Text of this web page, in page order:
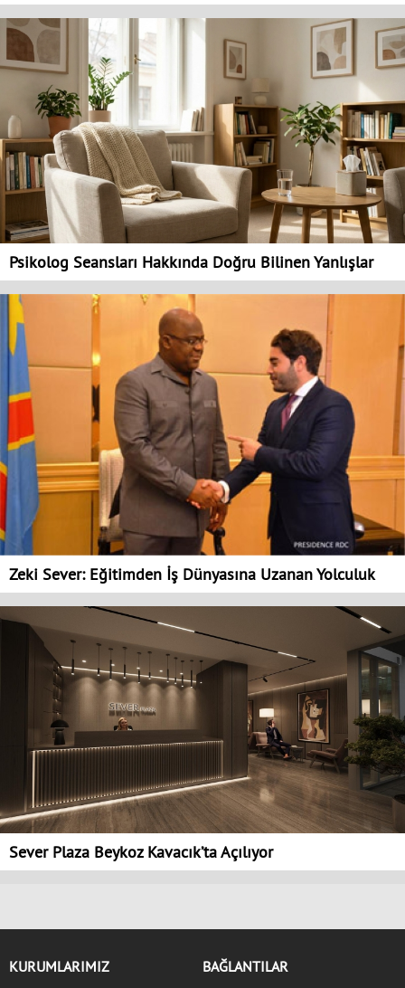
Psikolog Seansları Hakkında Doğru Bilinen Yanlışlar
Zeki Sever: Eğitimden İş Dünyasına Uzanan Yolculuk
Sever Plaza Beykoz Kavacık’ta Açılıyor
KURUMLARIMIZ BAĞLANTILAR